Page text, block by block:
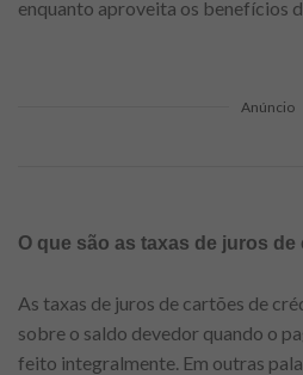
enquanto aproveita os benefícios
Anúncio
O que são as taxas de juros
As taxas de juros de cartões de
sobre o saldo devedor quando o
feito integralmente. Em outras